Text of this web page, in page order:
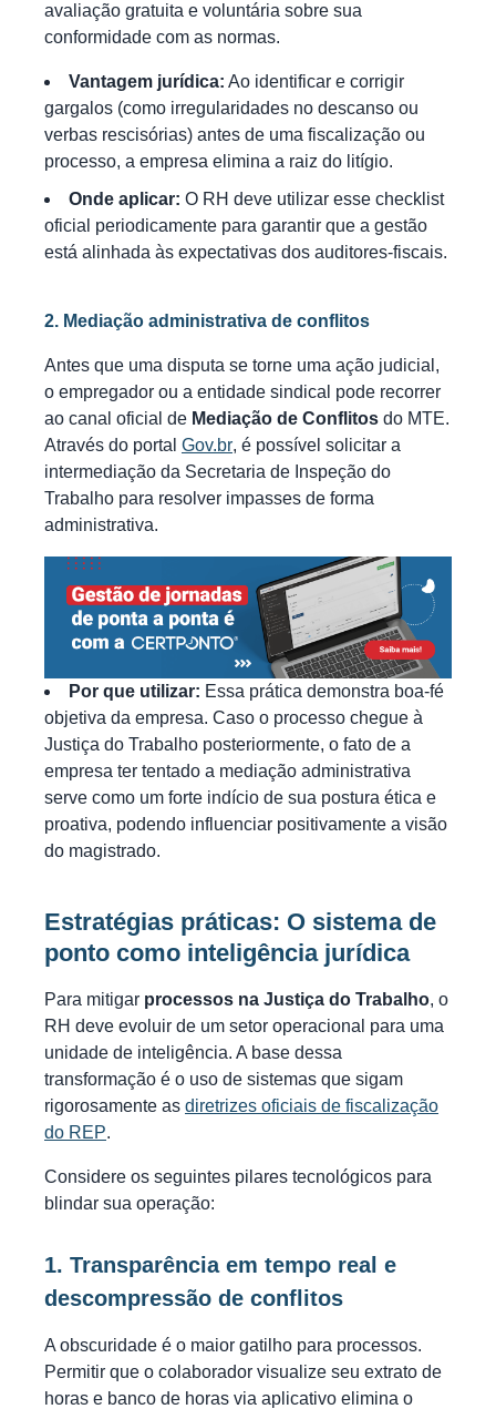
avaliação gratuita e voluntária sobre sua
conformidade com as normas.
Vantagem jurídica: Ao identificar e corrigir
gargalos (como irregularidades no descanso ou
verbas rescisórias) antes de uma fiscalização ou
processo, a empresa elimina a raiz do litígio.
Onde aplicar: O RH deve utilizar esse checklist
oficial periodicamente para garantir que a gestão
está alinhada às expectativas dos auditores-fiscais.
2. Mediação administrativa de conflitos
Antes que uma disputa se torne uma ação judicial,
o empregador ou a entidade sindical pode recorrer
ao canal oficial de Mediação de Conflitos do MTE.
Através do portal Gov.br, é possível solicitar a
intermediação da Secretaria de Inspeção do
Trabalho para resolver impasses de forma
administrativa.
Por que utilizar: Essa prática demonstra boa-fé
objetiva da empresa. Caso o processo chegue à
Justiça do Trabalho posteriormente, o fato de a
empresa ter tentado a mediação administrativa
serve como um forte indício de sua postura ética e
proativa, podendo influenciar positivamente a visão
do magistrado.
Estratégias práticas: O sistema de
ponto como inteligência jurídica
Para mitigar processos na Justiça do Trabalho, o
RH deve evoluir de um setor operacional para uma
unidade de inteligência. A base dessa
transformação é o uso de sistemas que sigam
rigorosamente as diretrizes oficiais de fiscalização
do REP.
Considere os seguintes pilares tecnológicos para
blindar sua operação:
1. Transparência em tempo real e
descompressão de conflitos
A obscuridade é o maior gatilho para processos.
Permitir que o colaborador visualize seu extrato de
horas e banco de horas via aplicativo elimina o